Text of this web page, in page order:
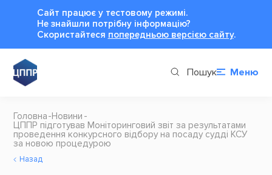
Сайт працює у тестовому режимі.
Не знайшли потрібну інформацію?
Cкористайтеся попередньою версією сайту.
Пошук Меню
Головна Новини
ЦППР підготував Моніторинговий звіт за результатами
проведення конкурсного відбору на посаду судді КСУ
за новою процедурою
Назад